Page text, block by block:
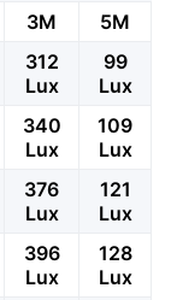
3M
5M
312
Lux
99
Lux
340
Lux
109
Lux
376
Lux
121
Lux
396
Lux
128
Lux